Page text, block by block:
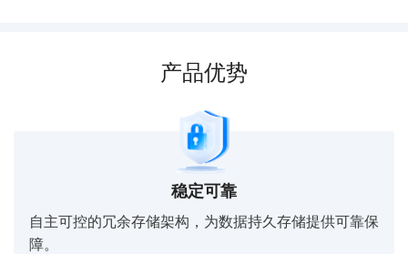
产品优势
稳定可靠
自主可控的冗余存储架构，为数据持久存储提供可靠保
障。